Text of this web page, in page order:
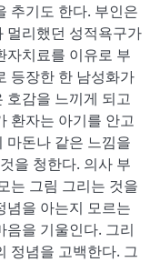
추기도 한다. 부인은
멀리했던 성적욕구가
자치료를 이유로 부
등장한 한 남성화가
호감을 느끼게 되고
환자는 아기를 안고
마돈나 같은 느낌을
을 청한다. 의사 부
는 그림 그리는 것을
념을 아는지 모르는
음을 기울인다. 그리
정념을 고백한다. 그